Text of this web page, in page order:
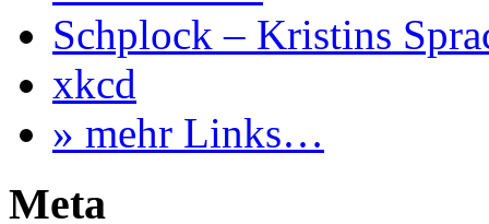
Schplock – Kristins
xkcd
» mehr Links…
Meta